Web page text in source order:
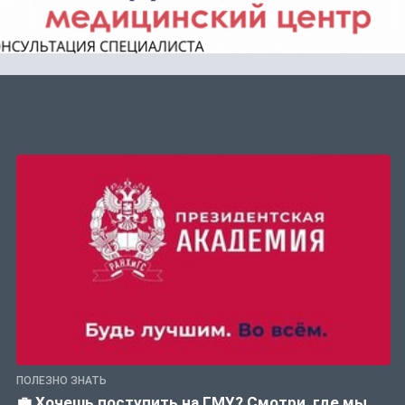
ПОЛЕЗНО ЗНАТЬ